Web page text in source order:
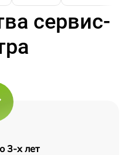
сервис-
3-х лет